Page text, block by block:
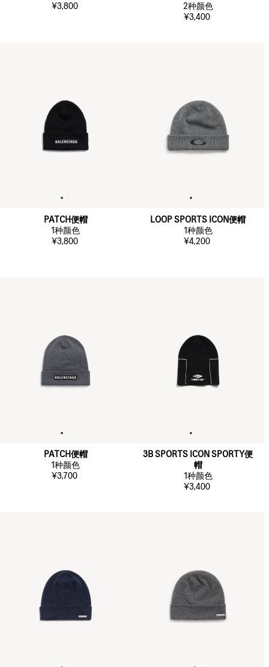
¥3,800
2种颜色
¥3,400
PATCH便帽
1种颜色
¥3,800
LOOP SPORTS ICON便帽
1种颜色
¥4,200
PATCH便帽
1种颜色
¥3,700
3B SPORTS ICON SPORTY便
帽
1种颜色
¥3,400